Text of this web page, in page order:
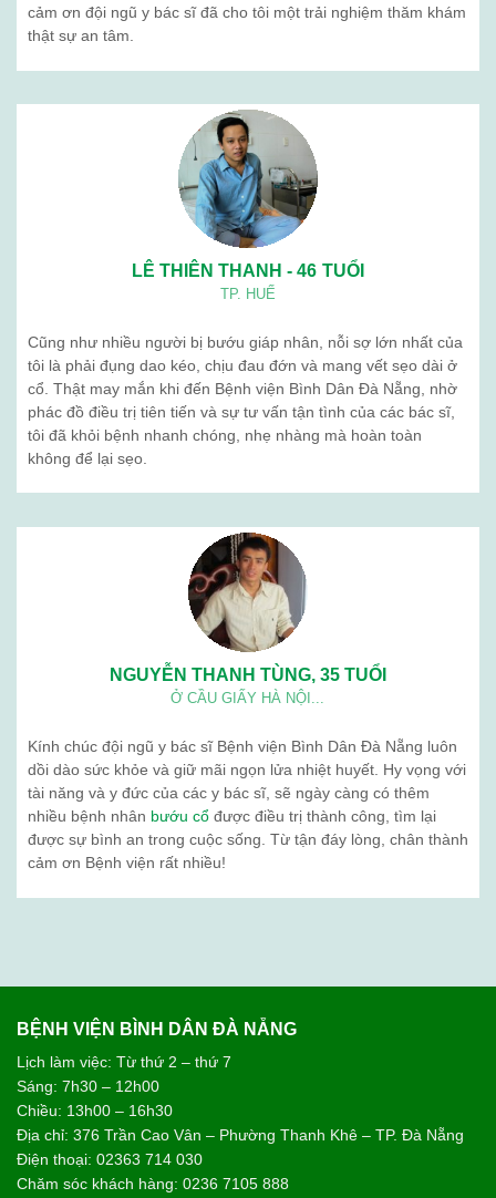
cảm ơn đội ngũ y bác sĩ đã cho tôi một trải nghiệm thăm khám
thật sự an tâm.
LÊ THIÊN THANH - 46 TUỔI
TP. HUẾ
Cũng như nhiều người bị bướu giáp nhân, nỗi sợ lớn nhất của
tôi là phải đụng dao kéo, chịu đau đớn và mang vết sẹo dài ở
cổ. Thật may mắn khi đến Bệnh viện Bình Dân Đà Nẵng, nhờ
phác đồ điều trị tiên tiến và sự tư vấn tận tình của các bác sĩ,
tôi đã khỏi bệnh nhanh chóng, nhẹ nhàng mà hoàn toàn
không để lại sẹo.
NGUYỄN THANH TÙNG, 35 TUỔI
Ở CẦU GIẤY HÀ NỘI...
Kính chúc đội ngũ y bác sĩ Bệnh viện Bình Dân Đà Nẵng luôn
dồi dào sức khỏe và giữ mãi ngọn lửa nhiệt huyết. Hy vọng với
tài năng và y đức của các y bác sĩ, sẽ ngày càng có thêm
nhiều bệnh nhân bướu cổ được điều trị thành công, tìm lại
được sự bình an trong cuộc sống. Từ tận đáy lòng, chân thành
cảm ơn Bệnh viện rất nhiều!
BỆNH VIỆN BÌNH DÂN ĐÀ NẴNG
Lịch làm việc: Từ thứ 2 – thứ 7
Sáng: 7h30 – 12h00
Chiều: 13h00 – 16h30
Địa chỉ: 376 Trần Cao Vân – Phường Thanh Khê – TP. Đà Nẵng
Điện thoại: 02363 714 030
Chăm sóc khách hàng: 0236 7105 888